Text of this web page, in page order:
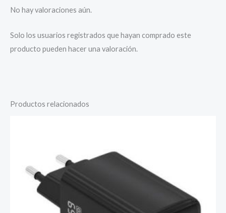
No hay valoraciones aún.
Solo los usuarios registrados que hayan comprado este
producto pueden hacer una valoración.
Productos relacionados